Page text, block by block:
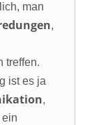
man
,
treffen.
ist es ja
,
ein